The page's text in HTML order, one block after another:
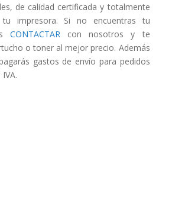
de calidad certificada y totalmente
tu impresora. Si no encuentras tu
CONTACTARcon nosotros y te
o toner al mejor precio. Además
gastos de envío para pedidos